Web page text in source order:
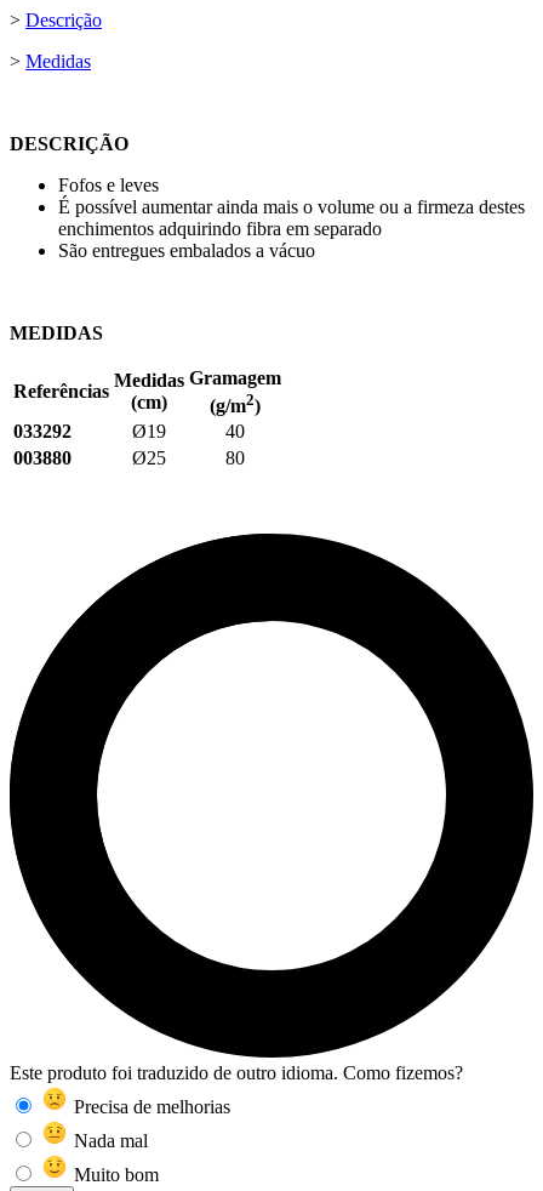
> Descrição
> Medidas
DESCRIÇÃO
Fofos e leves
É possível aumentar ainda mais o volume ou a firmeza destes
enchimentos adquirindo fibra em separado
São entregues embalados a vácuo
MEDIDAS
Referências
Medidas
(cm)
Gramagem
(g/m2)
033292
Ø19
40
003880
Ø25 80
Este produto foi traduzido de outro idioma. Como fizemos?
Precisa de melhorias
Nada mal
Muito bom